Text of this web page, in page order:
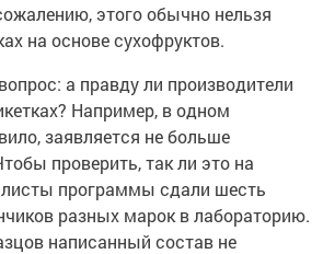
этого обычно нельзя
на основе сухофруктов.
а правду ли производители
Например, в одном
заявляется не больше
проверить, так ли это на
программы сдали шесть
разных марок в лабораторию.
написанный состав не